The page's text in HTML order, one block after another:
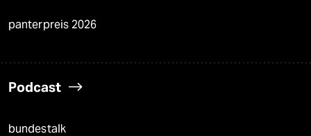
panterpreis 2026
Podcast
bundestalk